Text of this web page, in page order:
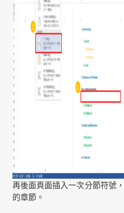
再後面頁面插入一次分節符號
的章節。